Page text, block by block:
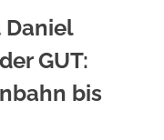
GUT:
bis